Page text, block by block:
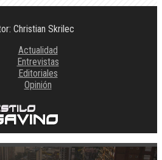
Christian Skrilec
Actualidad
Entrevistas
Editoriales
Opinión